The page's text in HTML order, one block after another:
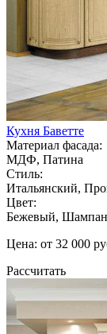
Кухня Баветте
Материал фасада:
МДФ, Патина
Стиль:
Итальянский,
Цвет:
Бежевый,
Цена: от 32 000
Рассчитать